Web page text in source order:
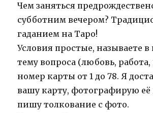
Чем заняться
субботним вечером?
гаданием на Таро!
Условия простые, называете
тему вопроса (любовь,
номер карты от 1 до 78. Я
вашу карту, фотографирую её
пишу толкование с фото.